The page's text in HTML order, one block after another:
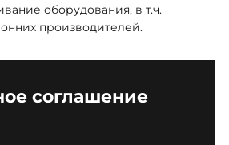
оборудования, в т.ч.
производителей.
соглашение